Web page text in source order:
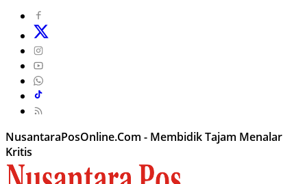
NusantaraPosOnline.Com - Membidik Tajam Menalar
Kritis